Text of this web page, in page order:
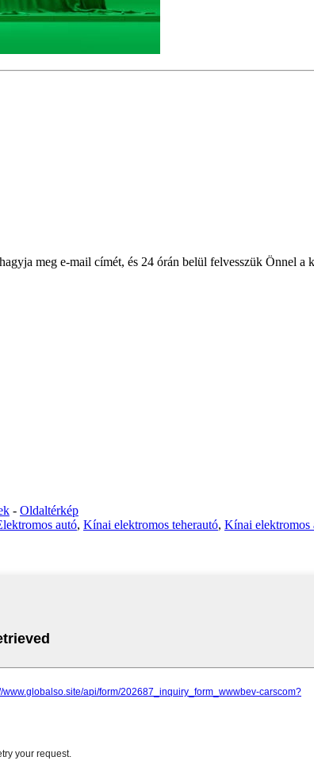
meg e-mail címét, és 24 órán belül felvesszük Önnel a
- Oldaltérkép
autó, Kínai elektromos teherautó, Kínai elektromos